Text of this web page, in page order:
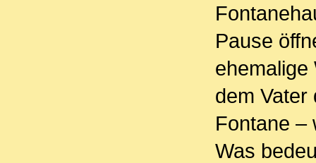
Pause
ehemalige
dem Vater
Fontane –
Was